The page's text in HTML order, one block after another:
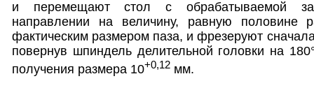
и перемещают стол с обрабатываемой
направлении на величину, равную
фактическим размером паза, и фрезеруют
повернув шпиндель делительной головки на
получения размера 10+0,12 мм.